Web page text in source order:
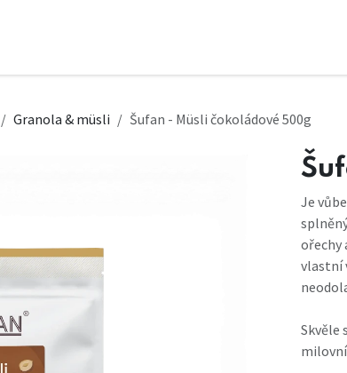
Granola & müsli Šufan - Müsli čokoládové 500g
Je
ořechy
vlastní
Skvěle